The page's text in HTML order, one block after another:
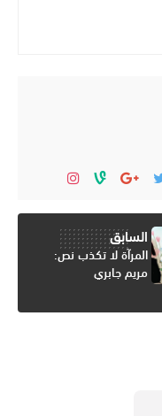
السابق
المرآة لا تكذب نص:
مريم جابري